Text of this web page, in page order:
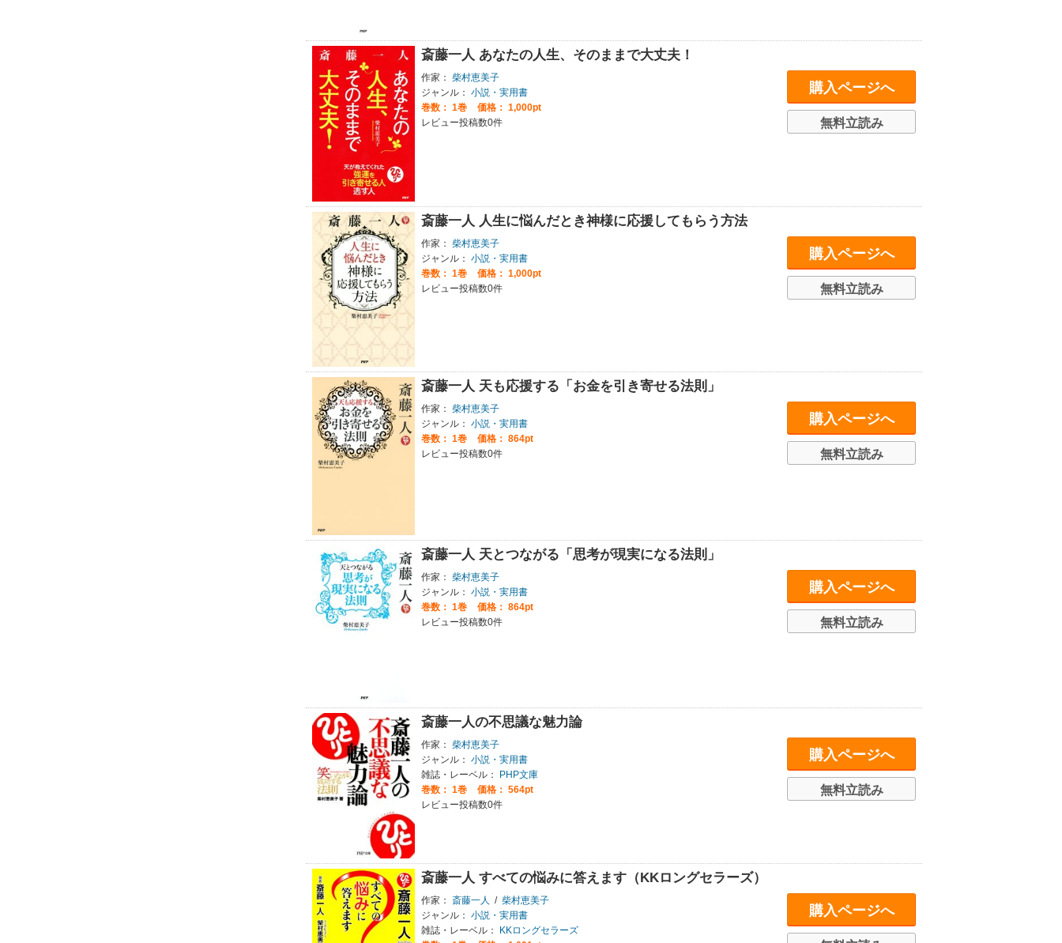
斎藤一人 あなたの人生、そのままで大丈夫！
作家： 柴村恵美子
ジャンル： 小説・実用書
巻数： 1巻
価格： 1,000pt
レビュー投稿数0件
購入ページへ
無料立読み
斎藤一人 人生に悩んだとき神様に応援してもらう方法
作家： 柴村恵美子
ジャンル： 小説・実用書
巻数： 1巻
価格： 1,000pt
レビュー投稿数0件
購入ページへ
無料立読み
斎藤一人 天も応援する「お金を引き寄せる法則」
作家： 柴村恵美子
ジャンル： 小説・実用書
巻数： 1巻
価格： 864pt
レビュー投稿数0件
購入ページへ
無料立読み
斎藤一人 天とつながる「思考が現実になる法則」
作家： 柴村恵美子
ジャンル： 小説・実用書
巻数： 1巻
価格： 864pt
レビュー投稿数0件
購入ページへ
無料立読み
斎藤一人の不思議な魅力論
作家： 柴村恵美子
ジャンル： 小説・実用書
雑誌・レーベル：
PHP文庫
巻数： 1巻
価格： 564pt
レビュー投稿数0件
購入ページへ
無料立読み
斎藤一人 すべての悩みに答えます（KKロングセラーズ）
作家： 斎藤一人 / 柴村恵美子
ジャンル： 小説・実用書
雑誌・レーベル：
KKロングセラーズ
購入ページへ